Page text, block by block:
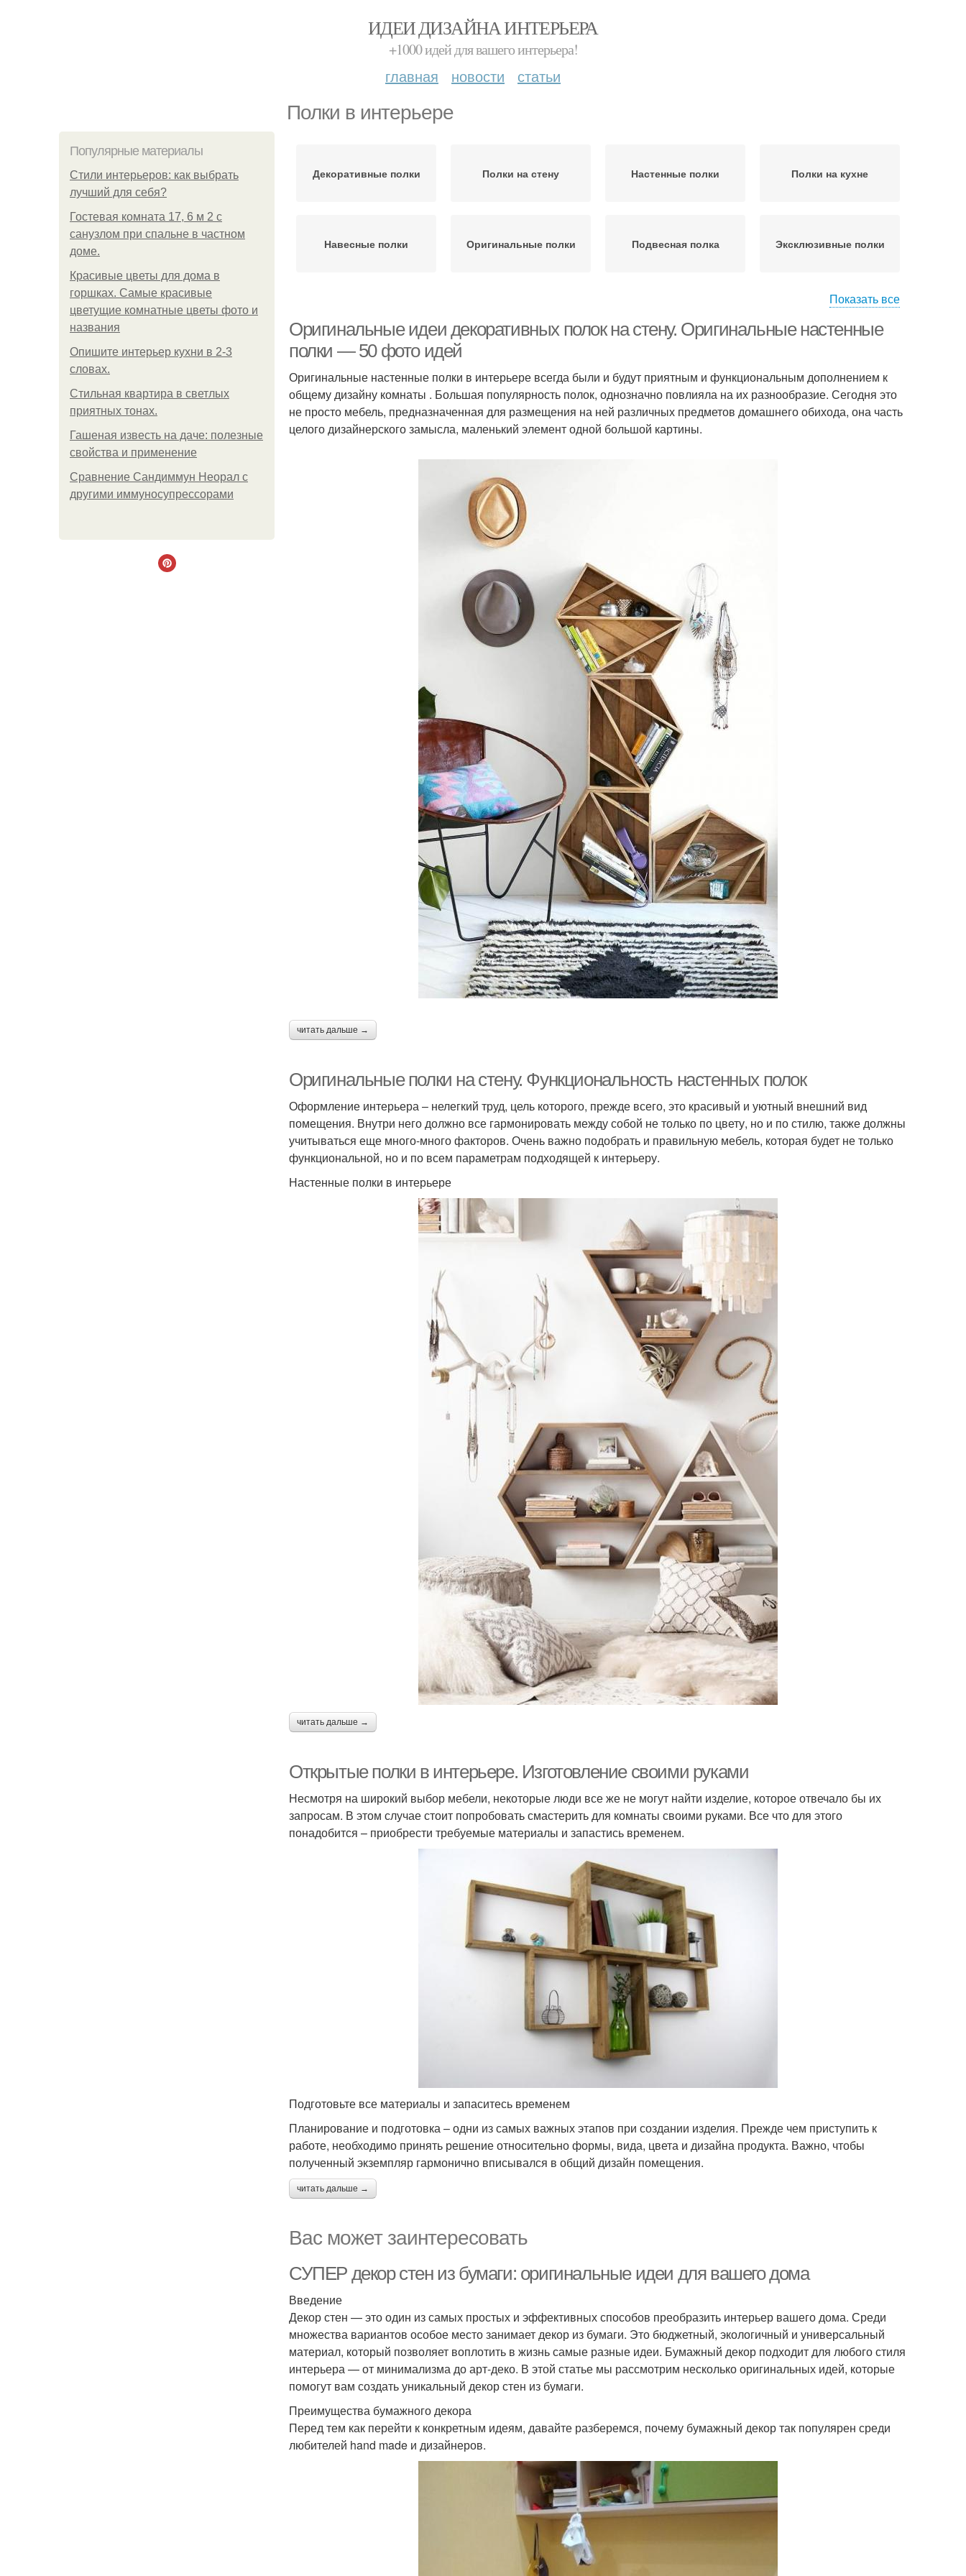
ИДЕИ ДИЗАЙНА ИНТЕРЬЕРА
+1000 идей для вашего интерьера!
главная новости статьи
Полки в интерьере
Популярные материалы
Стили интерьеров: как выбрать
лучший для себя?
Гостевая комната 17, 6 м 2 с
санузлом при спальне в частном
доме.
Красивые цветы для дома в
горшках. Самые красивые
цветущие комнатные цветы фото и
названия
Опишите интерьер кухни в 2-3
словах.
Стильная квартира в светлых
приятных тонах.
Гашеная известь на даче: полезные
свойства и применение
Сравнение Сандиммун Неорал с
другими иммуносупрессорами
Декоративные полки Полки на стену Настенные полки Полки на кухне
Навесные полки Оригинальные полки Подвесная полка Эксклюзивные полки
Показать все
Оригинальные идеи декоративных полок на стену. Оригинальные настенные
полки — 50 фото идей
Оригинальные настенные полки в интерьере всегда были и будут приятным и функциональным дополнением к
общему дизайну комнаты . Большая популярность полок, однозначно повлияла на их разнообразие. Сегодня это
не просто мебель, предназначенная для размещения на ней различных предметов домашнего обихода, она часть
целого дизайнерского замысла, маленький элемент одной большой картины.
читать дальше →
Оригинальные полки на стену. Функциональность настенных полок
Оформление интерьера – нелегкий труд, цель которого, прежде всего, это красивый и уютный внешний вид
помещения. Внутри него должно все гармонировать между собой не только по цвету, но и по стилю, также должны
учитываться еще много-много факторов. Очень важно подобрать и правильную мебель, которая будет не только
функциональной, но и по всем параметрам подходящей к интерьеру.
Настенные полки в интерьере
читать дальше →
Открытые полки в интерьере. Изготовление своими руками
Несмотря на широкий выбор мебели, некоторые люди все же не могут найти изделие, которое отвечало бы их
запросам. В этом случае стоит попробовать смастерить для комнаты своими руками. Все что для этого
понадобится – приобрести требуемые материалы и запастись временем.
Подготовьте все материалы и запаситесь временем
Планирование и подготовка – одни из самых важных этапов при создании изделия. Прежде чем приступить к
работе, необходимо принять решение относительно формы, вида, цвета и дизайна продукта. Важно, чтобы
полученный экземпляр гармонично вписывался в общий дизайн помещения.
читать дальше →
Вас может заинтересовать
СУПЕР декор стен из бумаги: оригинальные идеи для вашего дома
Введение
Декор стен — это один из самых простых и эффективных способов преобразить интерьер вашего дома. Среди
множества вариантов особое место занимает декор из бумаги. Это бюджетный, экологичный и универсальный
материал, который позволяет воплотить в жизнь самые разные идеи. Бумажный декор подходит для любого стиля
интерьера — от минимализма до арт-деко. В этой статье мы рассмотрим несколько оригинальных идей, которые
помогут вам создать уникальный декор стен из бумаги.
Преимущества бумажного декора
Перед тем как перейти к конкретным идеям, давайте разберемся, почему бумажный декор так популярен среди
любителей hand made и дизайнеров.